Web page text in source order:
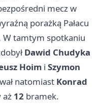
mecz w
porażką Pałacu
W tamtym spotkaniu
Dawid Chudyka
Hoim i Szymon
natomiast Konrad
aż 12 bramek.